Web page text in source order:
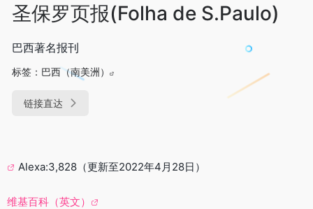
圣保罗页报(Folha de S.Paulo)
巴西著名报刊
标签： 巴西（南美洲）
链接直达
Alexa:3,828（更新至2022年4月28日）
维基百科（英文）